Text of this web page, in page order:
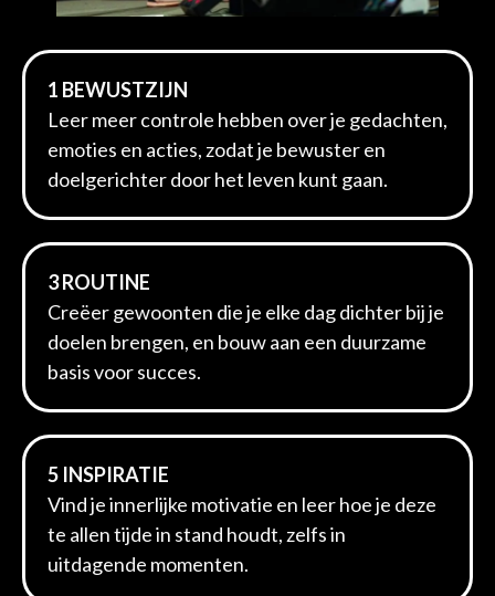
1 BEWUSTZIJN
Leer meer controle hebben over je gedachten,
emoties en acties, zodat je bewuster en
doelgerichter door het leven kunt gaan.
3 ROUTINE
Creëer gewoonten die je elke dag dichter bij je
doelen brengen, en bouw aan een duurzame
basis voor succes.
5 INSPIRATIE
Vind je innerlijke motivatie en leer hoe je deze
te allen tijde in stand houdt, zelfs in
uitdagende momenten.